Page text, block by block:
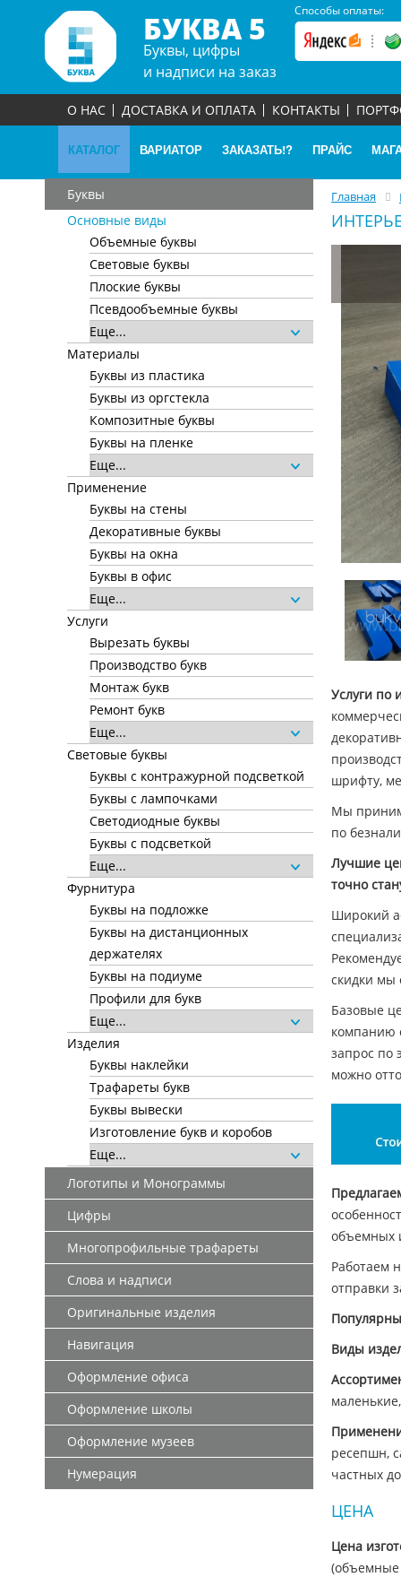
БУКВА 5
Буквы, цифры
и надписи на заказ
Способы оплаты:
О НАС ДОСТАВКА И ОПЛАТА КОНТАКТЫ
КАТАЛОГ ВАРИАТОР ЗАКАЗАТЬ!? ПРАЙС
Главная
Буквы
Основные виды
Объемные буквы
Световые буквы
Плоские буквы
Псевдообъемные буквы
Еще...
Материалы
Буквы из пластика
Буквы из оргстекла
Композитные буквы
Буквы на пленке
Еще...
Применение
Буквы на стены
Декоративные буквы
Буквы на окна
Буквы в офис
Еще...
Услуги
Вырезать буквы
Производство букв
Монтаж букв
Ремонт букв
Еще...
Световые буквы
Буквы с контражурной подсветкой
Буквы с лампочками
Светодиодные буквы
Буквы с подсветкой
Еще...
Фурнитура
Буквы на подложке
Буквы на дистанционных
держателях
Буквы на подиуме
Профили для букв
Еще...
Изделия
Буквы наклейки
Трафареты букв
Буквы вывески
Изготовление букв и коробов
Еще...
Логотипы и Монограммы
Цифры
Многопрофильные трафареты
Слова и надписи
Оригинальные изделия
Навигация
Оформление офиса
Оформление школы
Оформление музеев
Нумерация
Услуги по
шрифту,
Мы
по
Лучшие
точно
Широкий
скидки мы
Базовые
компанию
запрос по
можно
объемных
Работаем
отправки
Виды
ресепшн,
частных
ЦЕНА
Цена
(объемные